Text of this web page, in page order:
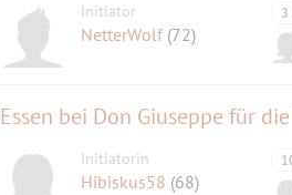
Initiator
NetterWolf (72)
3
Essen bei Don Giuseppe für
Initiatorin
Hibiskus58 (68)